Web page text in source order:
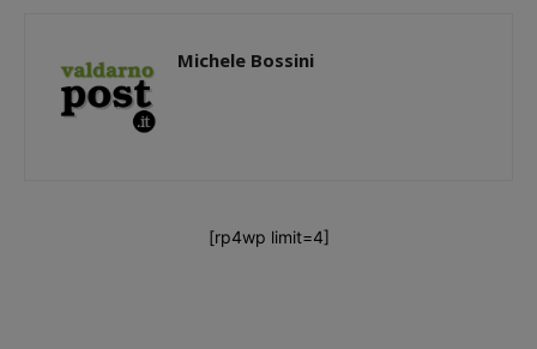
Michele Bossini
[rp4wp limit=4]